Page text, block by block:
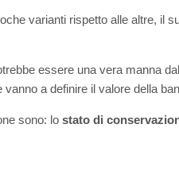
varianti rispetto alle altre, il
essere una vera manna
a definire il valore della
sono: lo stato di